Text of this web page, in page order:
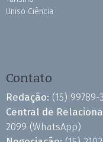
Uniso Ciência
Contato
Redação: (15) 99789-
Central de
2099 (WhatsApp)